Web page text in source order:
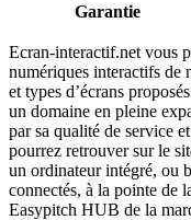
Garantie
Ecran-interactif.net vous
numériques interactifs de
et types d’écrans
un domaine en pleine
par sa qualité de service
pourrez retrouver sur le
un ordinateur intégré, ou
connectés, à la pointe de
Easypitch HUB de la